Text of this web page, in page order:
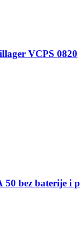
VCPS 0820
bez baterije i